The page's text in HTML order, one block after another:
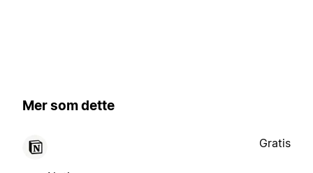
Mer som dette
Gratis